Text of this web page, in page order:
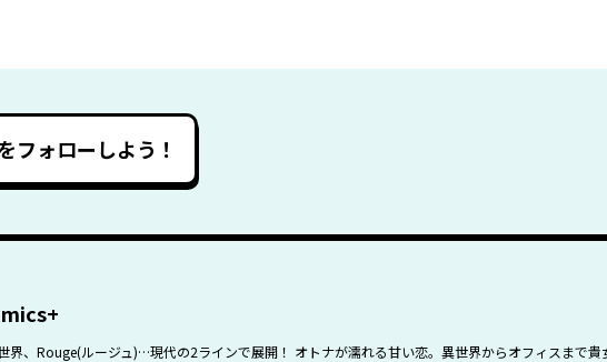
フォローしよう！
界、Rouge(ルージュ)…現代の2ラインで展開！ オトナが濡れる甘い恋。異世界からオフィスまで貴